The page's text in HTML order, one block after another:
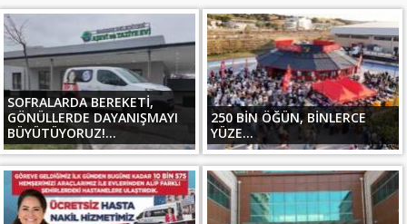
SOFRALARDA BEREKETİ,
GÖNÜLLERDE DAYANIŞMAYI
BÜYÜTÜYORUZ!...
250 BİN ÖĞÜN, BİNLERCE
YÜZE...